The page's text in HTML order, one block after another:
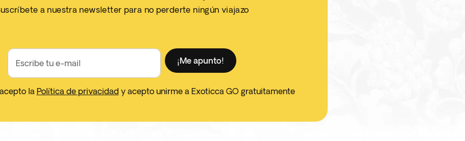
a nuestra newsletter para no perderte ningún viajazo
Escribe tu e-mail ¡Me apunto!
la Política de privacidad y acepto unirme a Exoticca GO gratuitamente